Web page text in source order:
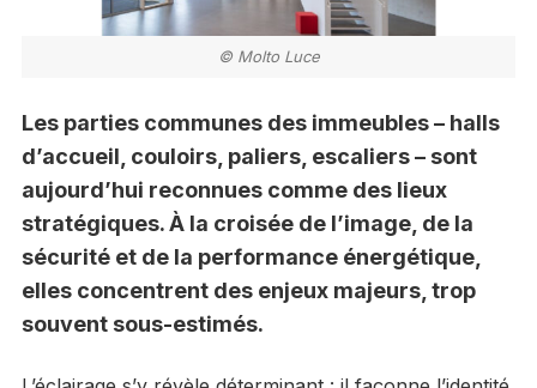
© Molto Luce
Les parties communes des immeubles – halls
d’accueil, couloirs, paliers, escaliers – sont
aujourd’hui reconnues comme des lieux
stratégiques. À la croisée de l’image, de la
sécurité et de la performance énergétique,
elles concentrent des enjeux majeurs, trop
souvent sous-estimés.